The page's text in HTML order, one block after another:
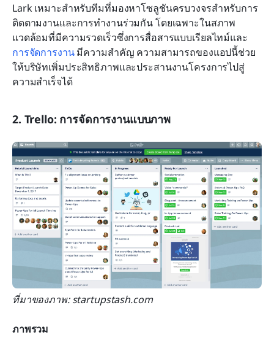
Lark เหมาะสำหรับทีมที่มองหาโซลูชันครบวงจรสำหรับการ
ติดตามงานและการทำงานร่วมกัน โดยเฉพาะในสภาพ
การจัดการงาน มีความสำคัญ ความสามารถของแอปนี้ช่วย
ให้บริษัทเพิ่มประสิทธิภาพและประสานงานโครงการไปสู่
ความสำเร็จได้
2. Trello: การจัดการงานแบบภาพ
ที่มาของภาพ: startupstash.com
ภาพรวม